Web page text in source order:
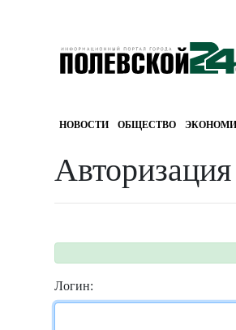
НОВОСТИ ОБЩЕСТВО
Авторизация
Логин: